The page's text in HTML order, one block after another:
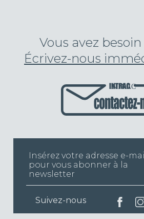
Vous avez besoin
Écrivez-nous
INTRAC
Suivez-nous